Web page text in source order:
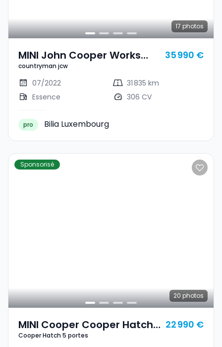
17 photos
MINI John Cooper Works
Countryman Countryman
Jcw
countryman jcw
35 990 €
07/2022
31 835 km
Essence
306 CV
pro Bilia Luxembourg
Sponsorisé
20 photos
MINI Cooper Cooper Hatch
5 Portes
Cooper Hatch 5 portes
22 990 €